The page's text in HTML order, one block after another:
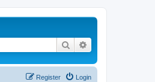
Search
Login
Register